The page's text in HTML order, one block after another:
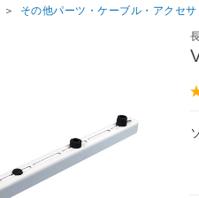
＞ その他パーツ・ケーブル・アクセサ